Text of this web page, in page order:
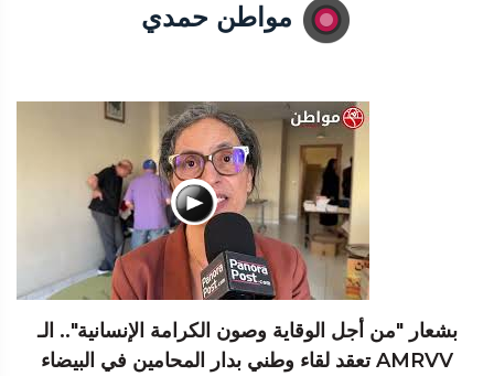
مواطن حمدي
بشعار "من أجل الوقاية وصون الكرامة الإنسانية".. الـ
AMRVV تعقد لقاء وطني بدار المحامين في البيضاء